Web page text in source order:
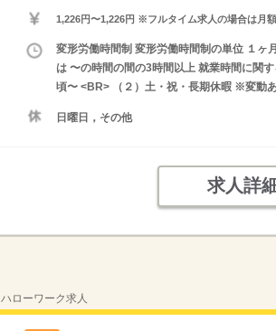
1,226円〜1,226円 ※フルタイム求人の場合は月
変形労働時間制 変形労働時間制の単位 １
は 〜の時間の間の3時間以上 就業時間に関
頃〜 <BR> （２）土・祝・長期休暇 ※変動
日曜日，その他
求人詳
ハローワーク求人